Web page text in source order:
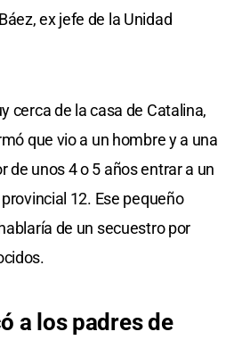
ex jefe de la Unidad
cerca de la casa de Catalina,
que vio a un hombre y a una
de unos 4 o 5 años entrar a un
12. Ese pequeño
de un secuestro por
a los padres de